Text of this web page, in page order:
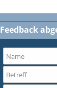
Feedback